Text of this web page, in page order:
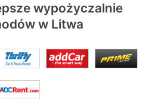
wypożyczalnie
w Litwa